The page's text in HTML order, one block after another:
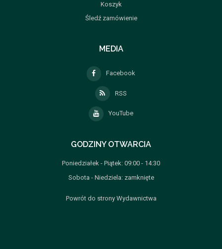
Koszyk
Śledź zamówienie
MEDIA
Facebook
RSS
YouTube
GODZINY OTWARCIA
Poniedziałek - Piątek: 09:00 - 14:30
Sobota - Niedziela: zamknięte
Powrót do strony Wydawnictwa